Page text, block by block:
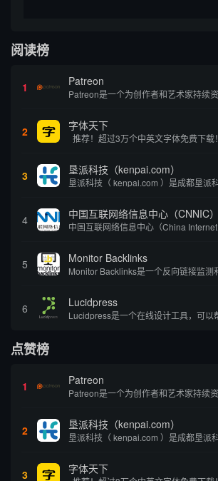
阅读榜
1 Patreon
2 字体天下
推荐！超过3万个中英文字体免费下载！
3 垦派科技（kenpai.com）
4 中国互联网络信息中心（CNNIC）
5 Monitor Backlinks
6 Lucidpress
点赞榜
1 Patreon
2 垦派科技（kenpai.com）
3 字体天下